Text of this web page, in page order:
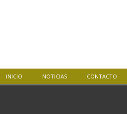
INICIO NOTICIAS CONTACTO